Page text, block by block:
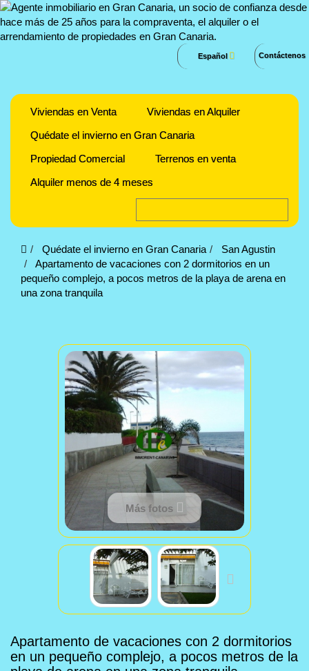
Contáctenos
Español
Viviendas en Venta
Viviendas en Alquiler
Quédate el invierno en Gran Canaria
Propiedad Comercial
Terrenos en venta
Alquiler menos de 4 meses
Quédate el invierno en Gran Canaria
San Agustin
Apartamento de vacaciones con 2 dormitorios en un
pequeño complejo, a pocos metros de la playa de arena en
una zona tranquila
Más fotos
Apartamento de vacaciones con 2 dormitorios
en un pequeño complejo, a pocos metros de la